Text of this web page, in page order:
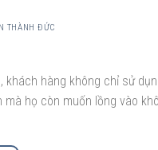
THÀNH ĐỨC
hàng không chỉ sử
họ còn muốn lồng vào